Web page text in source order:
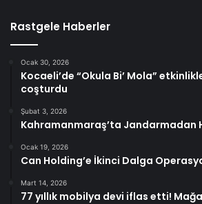
Rastgele Haberler
Ocak 30, 2026
Kocaeli’de “Okula Bi’ Mola”
coşturdu
Şubat 3, 2026
Kahramanmaraş’ta Jandarmadan
Ocak 19, 2026
Can Holding’e İkinci Dalga
Mart 14, 2026
77 yıllık mobilya devi iflas etti!